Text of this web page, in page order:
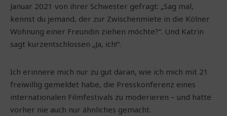
Januar 2021 von ihrer Schwester gefragt: „Sag mal,
kennst du jemand, der zur Zwischenmiete in die Kölner
Wohnung einer Freundin ziehen möchte?“. Und Katrin
sagt kurzentschlossen „Ja, ich!“.
Ich erinnere mich nur zu gut daran, wie ich mich mit 21
freiwillig gemeldet habe, die Presskonferenz eines
internationalen Filmfestivals zu moderieren – und hatte
vorher nie auch nur ähnliches gemacht.